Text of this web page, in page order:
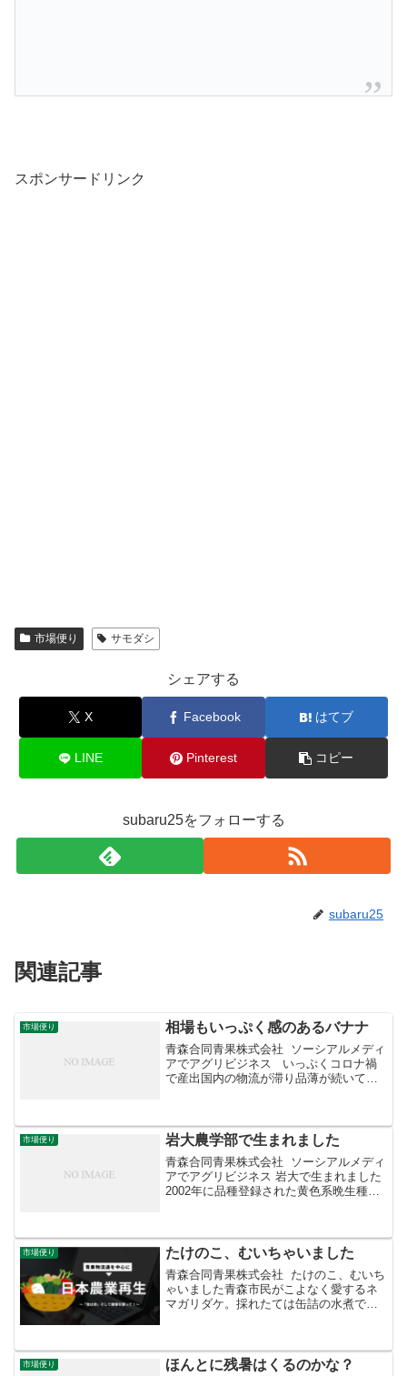
スポンサードリンク
市場便り サモダシ
シェアする
X Facebook はてブ
LINE Pinterest コピー
subaru25をフォローする
subaru25
関連記事
市場便り 相場もいっぷく感のあるバナナ
青森合同青果株式会社 ソーシアルメディ
アでアグリビジネス いっぷくコロナ禍
で産出国内の物流が滞り品薄が続いてい
退と高値疲れが原...
市場便り 岩大農学部で生まれました
青森合同青果株式会社 ソーシアルメディ
アでアグリビジネス 岩大で生まれました
2002年に品種登録された黄色系晩生種
学部で生まれました。果肉は硬めでジュ
ーシー、密が入り...
市場便り たけのこ、むいちゃいました
青森合同青果株式会社 たけのこ、むいち
ゃいました青森市民がこよなく愛するネ
マガリダケ。採れたては缶詰の水煮では
という方におススメな...
市場便り ほんとに残暑はくるのかな？